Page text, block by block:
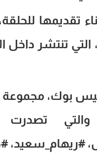
تقديمها
تنتشر داخل
بوك،
#ريهام_سعيد،